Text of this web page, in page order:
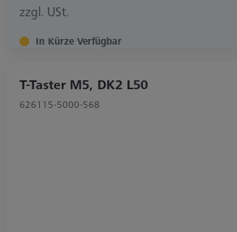
zzgl. USt.
In Kürze Verfügbar
T-Taster M5, DK2 L50
626115-5000-568